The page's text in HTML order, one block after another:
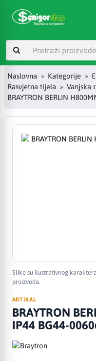
Naslovna Kategorije
Rasvjetna tijela
Vanjska
BRAYTRON BERLIN
Slike su ilustrativnog
proizvoda.
ARTIKAL
BRAYTRON
IP44 BG44-